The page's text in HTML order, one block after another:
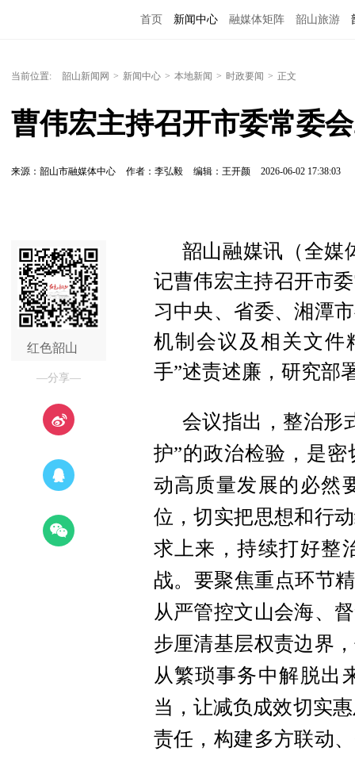
首页 新闻中心 融媒体矩阵 韶山旅游
当前位置: 韶山新闻网 > 新闻中心 > 本地新闻 > 时政要闻 > 正文
曹伟宏主持召开市委常委
来源：韶山市融媒体中心 作者：李弘毅 编辑：王开颜 2026-06-02 17:38:03
红色韶山
—分享—
韶山融媒讯（全媒
记曹伟宏主持召开市
习中央、省委、湘潭
机制会议及相关文件
手”述责述廉，研究部
会议指出，整治形
护”的政治检验，是
动高质量发展的必然
位，切实把思想和行
求上来，持续打好整
战。要聚焦重点环节
从严管控文山会海、
步厘清基层权责边界
从繁琐事务中解脱出
当，让减负成效切实
责任，构建多方联动